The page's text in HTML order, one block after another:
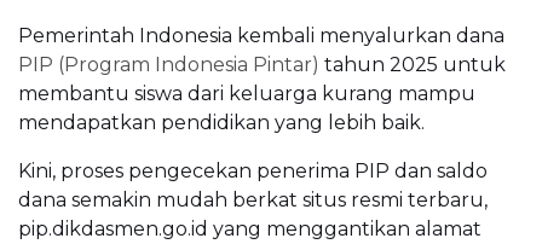
Pemerintah Indonesia kembali menyalurkan dana
PIP (Program Indonesia Pintar) tahun 2025 untuk
membantu siswa dari keluarga kurang mampu
mendapatkan pendidikan yang lebih baik.
Kini, proses pengecekan penerima PIP dan saldo
dana semakin mudah berkat situs resmi terbaru,
pip.dikdasmen.go.id yang menggantikan alamat